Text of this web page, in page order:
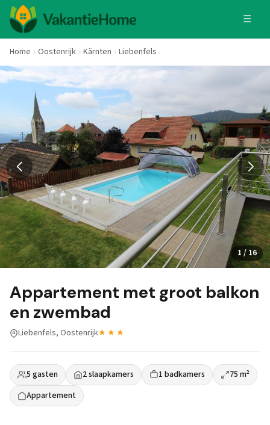
☰
Home Oostenrijk Kärnten Liebenfels
1 / 16
Appartement met groot balkon
en zwembad
Liebenfels, Oostenrijk★★★
5 gasten 2 slaapkamers 1 badkamers
75 m²
Appartement